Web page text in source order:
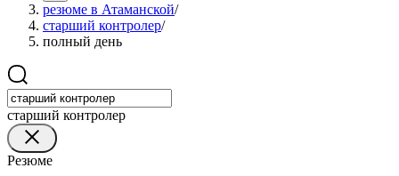
резюме в Атаманской/
старший контролер/
полный день
старший контролер
Резюме